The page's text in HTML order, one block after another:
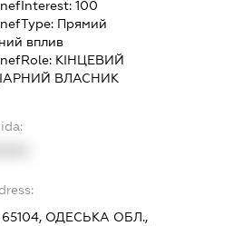
100
Прямий
вплив
КІНЦЕВИЙ
ВЛАСНИК
65104, ОДЕСЬКА ОБЛ.,